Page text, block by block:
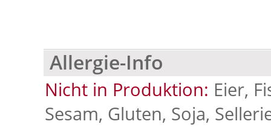
Allergie-Info
Nicht in Produktion: Eier,
Sesam, Gluten, Soja,